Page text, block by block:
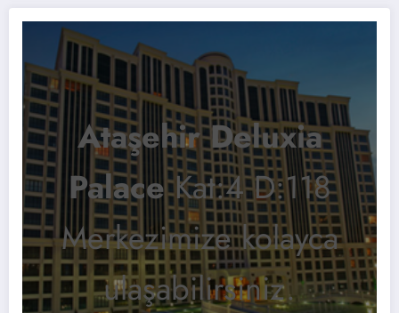
Ataşehir Deluxia
PalaceKat:4 D:118
Merkezimize kolayca
ulaşabilirsiniz.